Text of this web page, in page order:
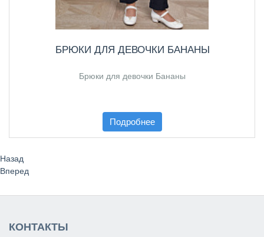
БРЮКИ ДЛЯ ДЕВОЧКИ БАНАНЫ
Брюки для девочки Бананы
Подробнее
Назад
Вперед
КОНТАКТЫ